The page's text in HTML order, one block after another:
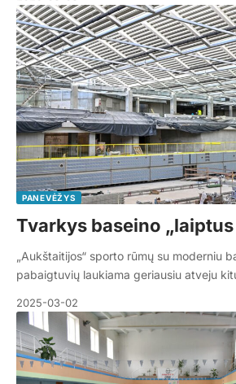
PANEVĖŽYS
Tvarkys baseino
„Aukštaitijos“ sporto rūmų su moderniu
pabaigtuvių laukiama geriausiu atveju
2025-03-02